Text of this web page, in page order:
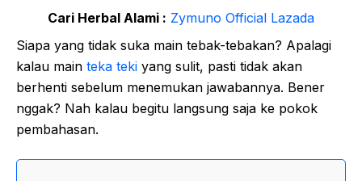
Cari Herbal Alami : Zymuno Official Lazada
Siapa yang tidak suka main tebak-tebakan? Apalagi
kalau main teka teki yang sulit, pasti tidak akan
berhenti sebelum menemukan jawabannya. Bener
nggak? Nah kalau begitu langsung saja ke pokok
pembahasan.